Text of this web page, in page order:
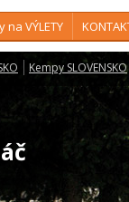
na VÝLETY
Kempy SLOVENSKO